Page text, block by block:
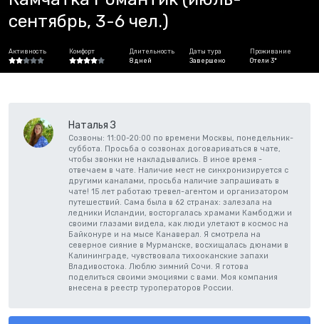
сентябрь, 3-6 чел.)
Активность Комфорт
Длительность
8 дней
Даты тура
Завершено
Проживание
Отели 3*
Наталья З
Созвоны: 11:00-20:00 по времени Москвы, понедельник-
суббота. Просьба о созвонах договариваться в чате,
чтобы звонки не накладывались. В иное время -
отвечаем в чате. Наличие мест не синхронизируется с
другими каналами, просьба наличие запрашивать в
чате! 15 лет работаю тревел-агентом и организатором
путешествий. Сама была в 62 странах: залезала на
ледники Исландии, восторгалась храмами Камбоджи и
своими глазами видела, как люди улетают в космос на
Байконуре и на мысе Канаверал. Я смотрела на
северное сияние в Мурманске, восхищалась дюнами в
Калининграде, чувствовала тихооканские запахи
Владивостока. Люблю зимний Сочи. Я готова
поделиться своими эмоциями с вами. Моя компания
внесена в реестр туроператоров России.